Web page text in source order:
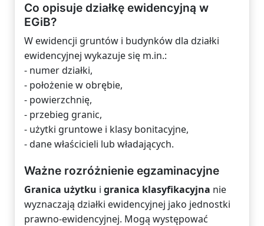
Co opisuje działkę ewidencyjną w
EGiB?
W ewidencji gruntów i budynków dla działki
ewidencyjnej wykazuje się m.in.:
- numer działki,
- położenie w obrębie,
- powierzchnię,
- przebieg granic,
- użytki gruntowe i klasy bonitacyjne,
- dane właścicieli lub władających.
Ważne rozróżnienie egzaminacyjne
Granica użytku i granica klasyfikacyjna nie
wyznaczają działki ewidencyjnej jako jednostki
prawno-ewidencyjnej. Mogą występować